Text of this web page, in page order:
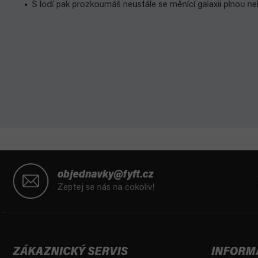
S lodí pak prozkoumáš neustále se měnící galaxii plnou
objednavky@fyft.cz
Zeptej se nás na cokoliv!
ZÁKAZNICKÝ SERVIS